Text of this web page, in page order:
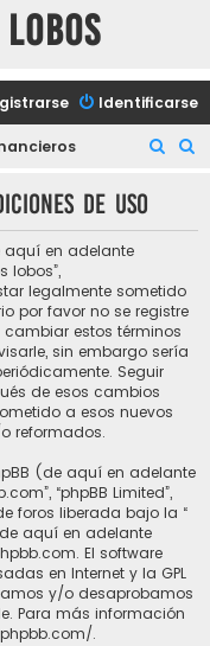
Identificarse
c
c
r
de uso
aquí en adelante
lobos”,
legalmente sometido
por favor no se registre
cambiar estos términos
sin embargo sería
Seguir
de esos cambios
a esos nuevos
reformados.
(de aquí en adelante
“phpBB Limited”,
foros liberada bajo la “
aquí en adelante
. El software
en Internet y la GPL
y/o desaprobamos
Para más información
.